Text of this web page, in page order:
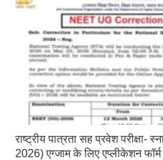
राष्ट्रीय पात्रता सह प्रवेश
2026) एग्जाम के लिए एप्लीकेशन